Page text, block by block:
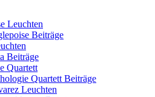
Leuchten
Beiträge
Beiträge
Quartett
Quartett Beiträge
Leuchten